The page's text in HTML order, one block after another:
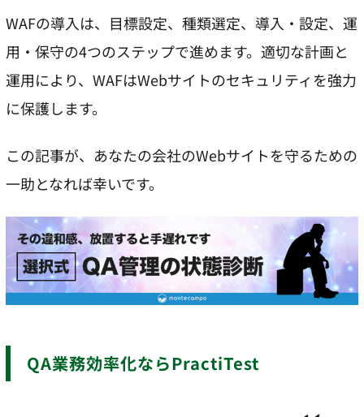
WAFの導入は、目標設定、種類選定、導入・設定、運
用・保守の4つのステップで進めます。適切な計画と
運用により、WAFはWebサイトのセキュリティを強力
に保護します。
この記事が、あなたの会社のWebサイトを守るための
一助となれば幸いです。
QA業務効率化ならPractiTest